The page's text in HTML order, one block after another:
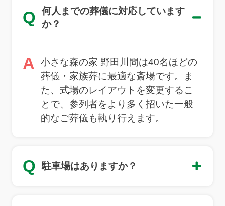
Q
何人までの葬儀に対応しています
か？
A
小さな森の家 野田川間は40名ほどの
葬儀・家族葬に最適な斎場です。ま
た、式場のレイアウトを変更するこ
とで、参列者をより多く招いた一般
的なご葬儀も執り行えます。
Q 駐車場はありますか？